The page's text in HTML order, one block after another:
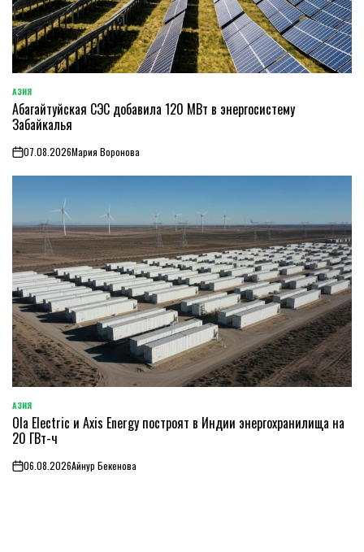
ОПУБЛИКОВАНО
В
АЗИЯ
Абагайтуйская СЭС добавила 120 МВт в энергосистему
Забайкалья
on07.08.2026Мария Воронова
ОПУБЛИКОВАНО
В
АЗИЯ
Ola Electric и Axis Energy построят в Индии энергохранилища на
20 ГВт-ч
on06.08.2026Айнур Бекенова